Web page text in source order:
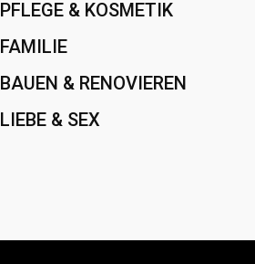
PFLEGE & KOSMETIK
FAMILIE
BAUEN & RENOVIEREN
LIEBE & SEX